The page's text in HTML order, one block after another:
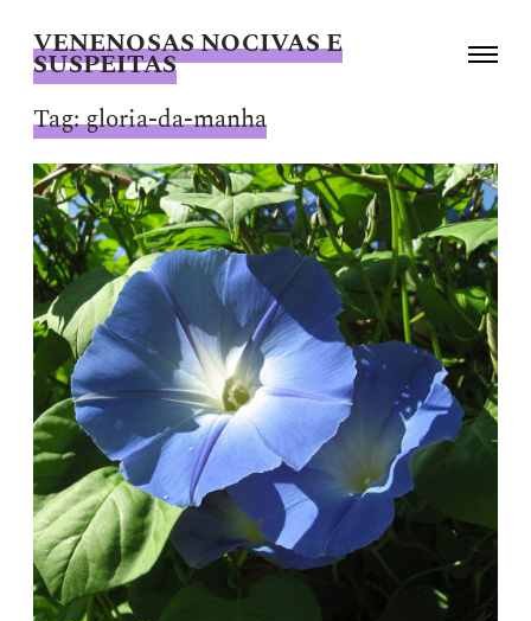
VENENOSAS NOCIVAS E
SUSPEITAS
Giselle
Beiguelman
Toggle
Tag:gloria-da-manha